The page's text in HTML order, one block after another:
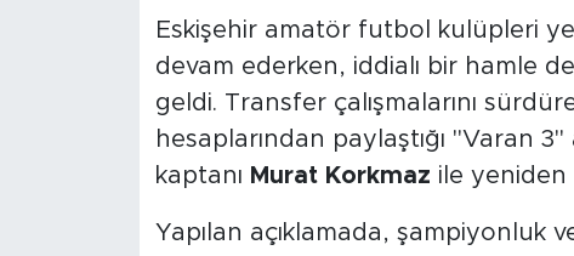
Eskişehir amatör futbol kulüpleri
devam ederken, iddialı bir hamle de
geldi. Transfer çalışmalarını
hesaplarından paylaştığı "Varan 3"
kaptanı Murat Korkmaz ile
Yapılan açıklamada, şampiyonluk